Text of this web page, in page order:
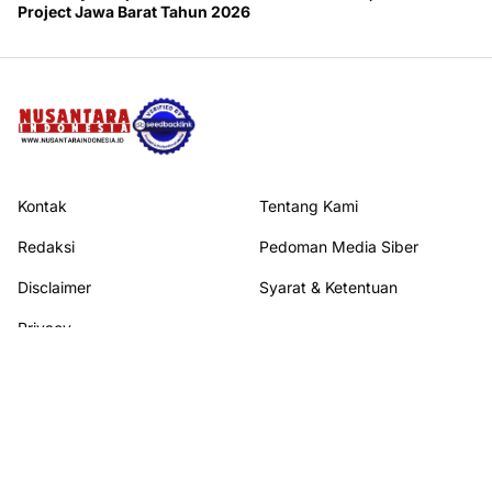
Project Jawa Barat Tahun 2026
Kontak Tentang Kami
Redaksi Pedoman Media Siber
Disclaimer Syarat & Ketentuan
Privacy